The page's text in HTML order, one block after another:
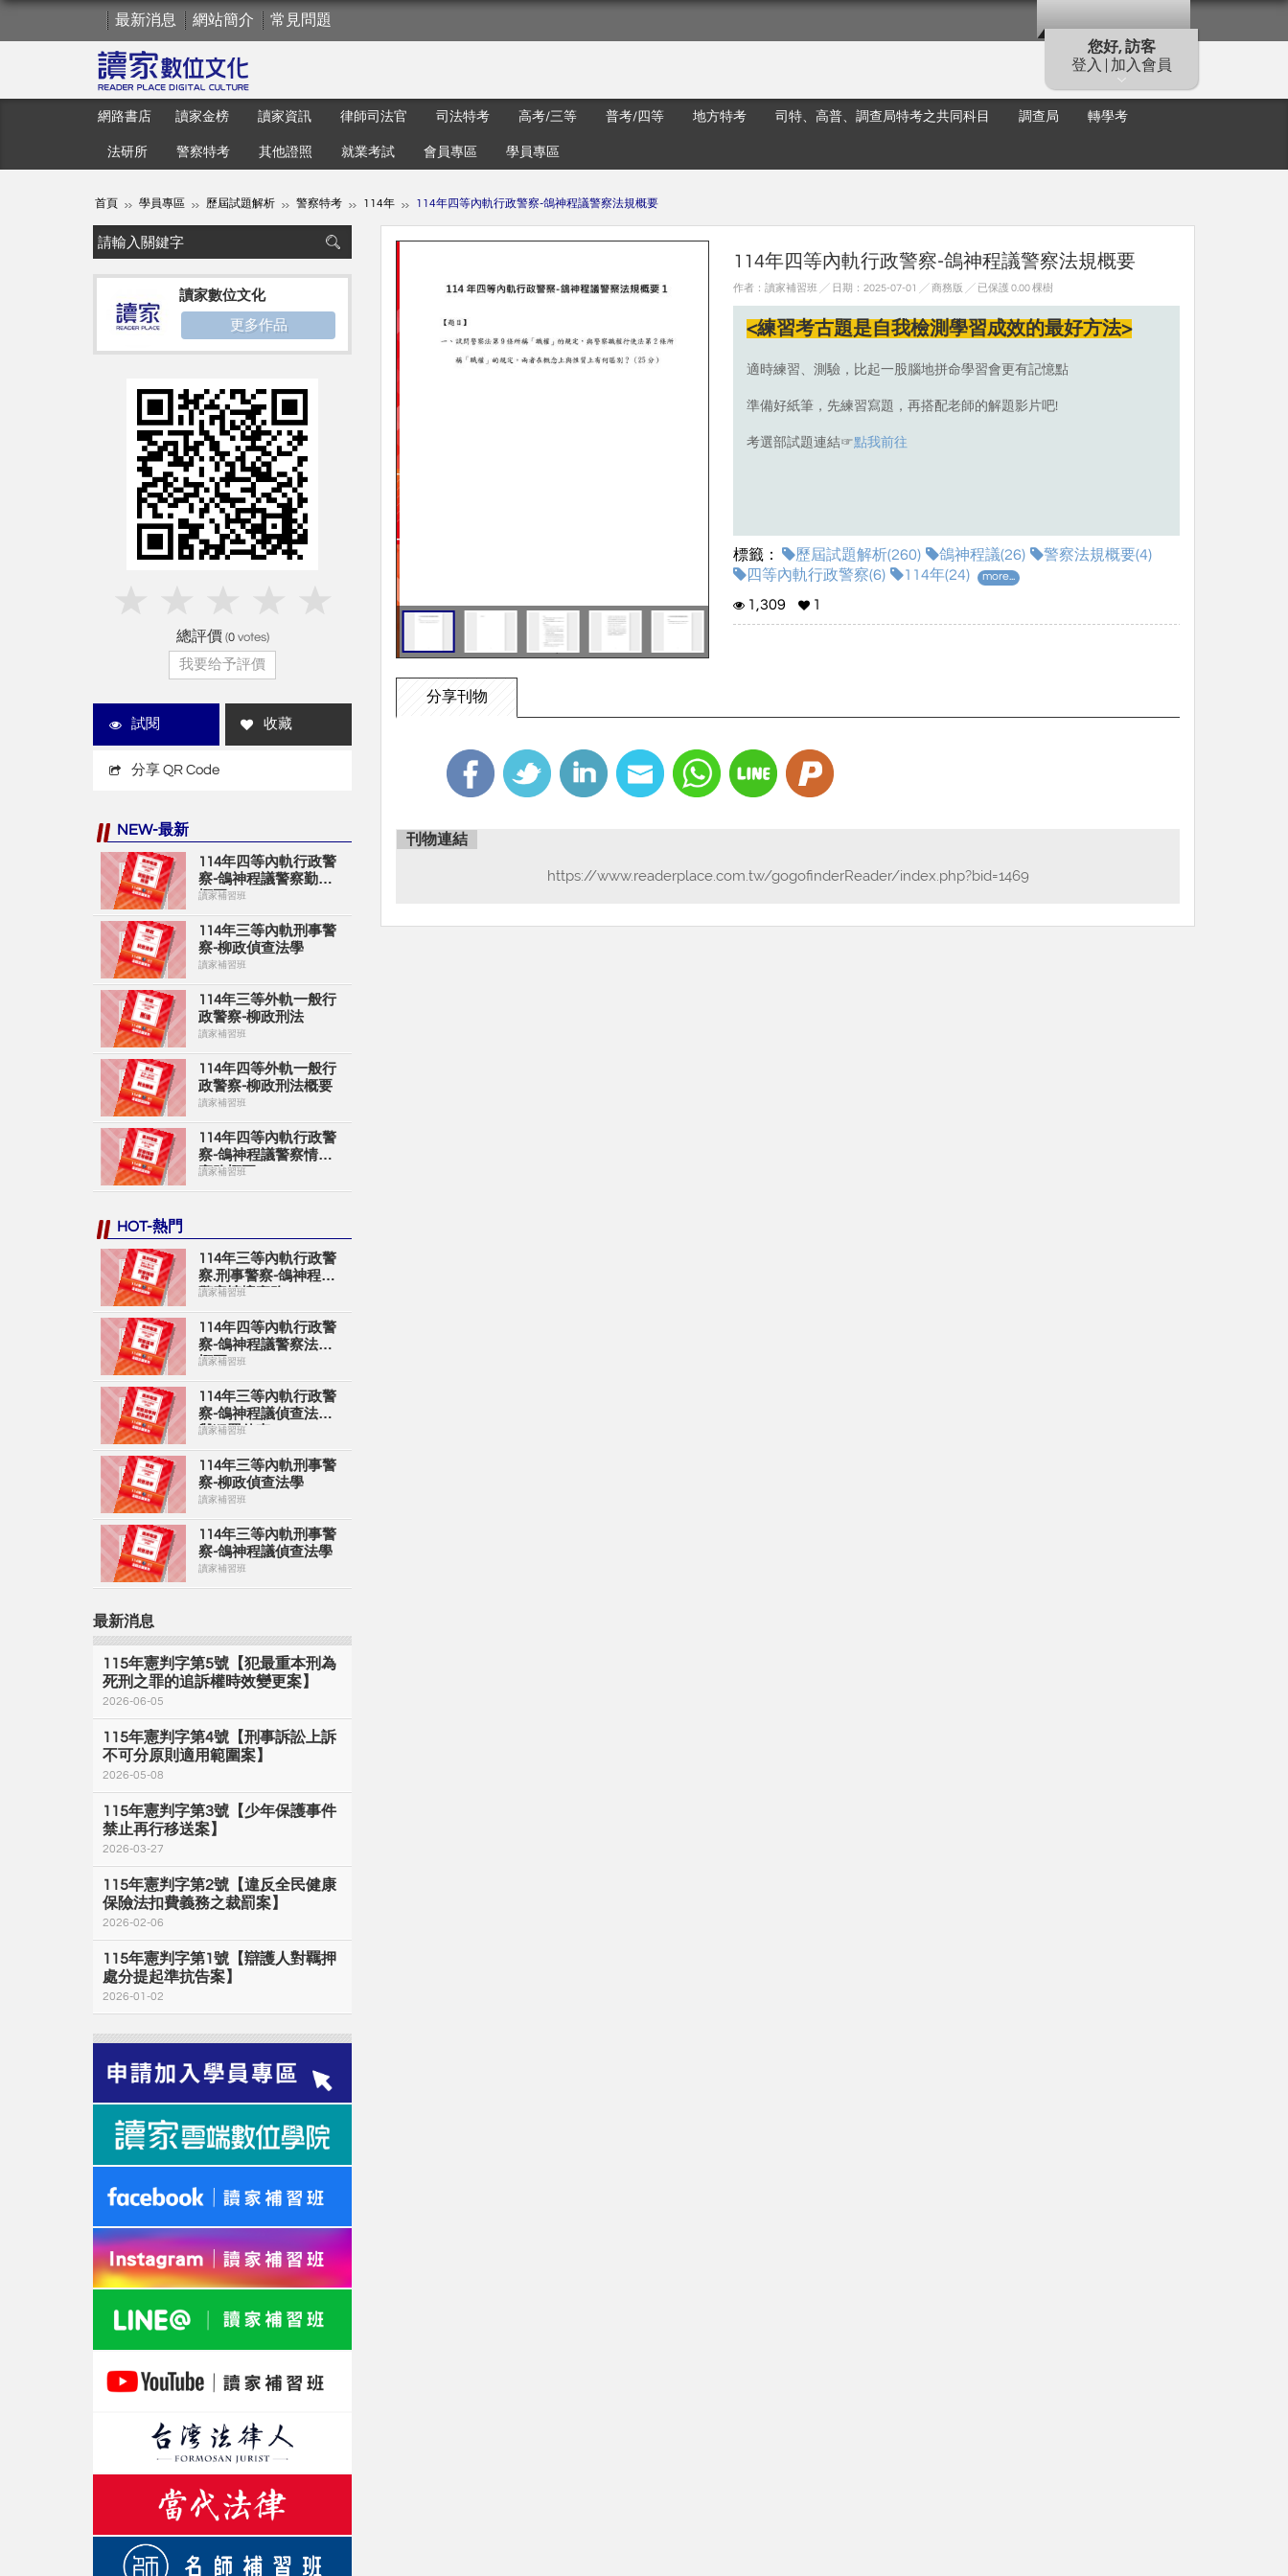
您好, 訪客
登入 | 加入會員
最新消息 網站簡介 常見問題
網路書店 讀家金榜 讀家資訊 律師司法官 司法特考 高考/三等 普考/四等 地方特考 司特、高普、調查局特考之共同科目 調查局 轉學考
法研所 警察特考 其他證照 就業考試 會員專區 學員專區
首頁 學員專區 歷屆試題解析 警察特考 114年 114年四等內軌行政警察-鴿神程議警察法規概要
114年四等內軌行政警察-鴿神程議警察法規概要
作者：讀家補習班 ╱ 日期：2025-07-01 ╱ 商務版 ╱ 已保護 0.00 棵樹
<練習考古題是自我檢測學習成效的最好方法>
適時練習、測驗，比起一股腦地拼命學習會更有記憶點
準備好紙筆，先練習寫題，再搭配老師的解題影片吧!
考選部試題連結☞點我前往
標籤： 歷屆試題解析(260) 鴿神程議(26)
警察法規概要(4)
四等內軌行政警察(6)
114年(24) more...
1,309 1
分享刊物
刊物連結
https://www.readerplace.com.tw/gogofinderReader/index.php?bid=1469
讀家數位文化
更多作品
總評價 (0votes)
我要给予評價
試閱 收藏
分享 QR Code
NEW-最新
114年四等內軌行政警
察-鴿神程議警察勤務
概要
讀家補習班
114年三等內軌刑事警
察-柳政偵查法學
讀家補習班
114年三等外軌一般行
政警察-柳政刑法
讀家補習班
114年四等外軌一般行
政警察-柳政刑法概要
讀家補習班
114年四等內軌行政警
察-鴿神程議警察情境
實務概要
讀家補習班
HOT-熱門
114年三等內軌行政警
察.刑事警察-鴿神程議
警察情境實務
讀家補習班
114年四等內軌行政警
察-鴿神程議警察法規
概要
讀家補習班
114年三等內軌行政警
察-鴿神程議偵查法學
與犯罪偵查
讀家補習班
114年三等內軌刑事警
察-柳政偵查法學
讀家補習班
114年三等內軌刑事警
察-鴿神程議偵查法學
讀家補習班
最新消息
115年憲判字第5號【犯最重本刑為
死刑之罪的追訴權時效變更案】
2026-06-05
115年憲判字第4號【刑事訴訟上訴
不可分原則適用範圍案】
2026-05-08
115年憲判字第3號【少年保護事件
禁止再行移送案】
2026-03-27
115年憲判字第2號【違反全民健康
保險法扣費義務之裁罰案】
2026-02-06
115年憲判字第1號【辯護人對羈押
處分提起準抗告案】
2026-01-02